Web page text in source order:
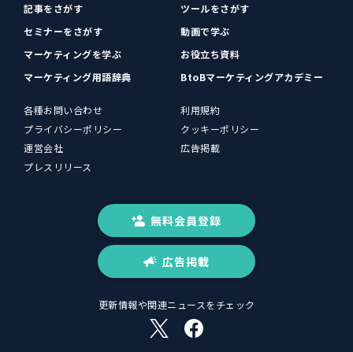
記事をさがす
ツールをさがす
セミナーをさがす
動画で学ぶ
マーケティングを学ぶ
お役立ち資料
マーケティング用語辞典
BtoBマーケティングアカデミー
各種お問い合わせ
利用規約
プライバシーポリシー
クッキーポリシー
運営会社
広告掲載
プレスリリース
無料会員登録
広告掲載
更新情報や関連ニュースをチェック